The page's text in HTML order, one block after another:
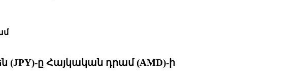
ը Հայկական դրամ (AMD)-ի